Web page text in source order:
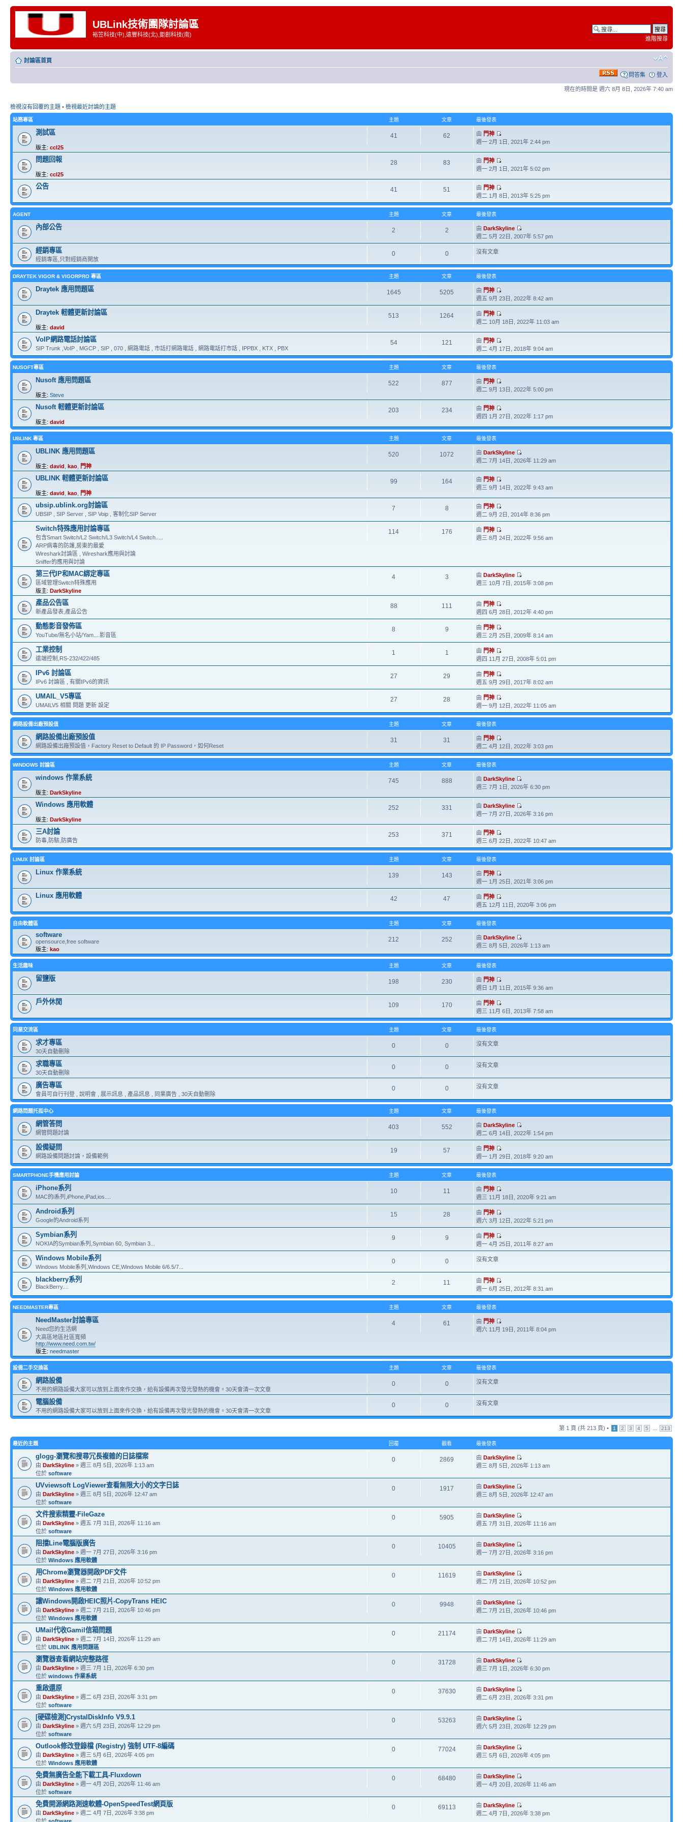
UBLink技術團隊討論區
裕笠科技(中),遠豐科技(北),鉅創科技(南)
進階搜尋
討論區首頁
問答集 登入
現在的時間是 週六 8月 8日, 2026年 7:40 am
檢視沒有回覆的主題 • 檢視最近討論的主題
站務專區 主題 文章 最後發表
測試區
版主: ccl25
41 62 由 門神
週一 2月 1日, 2021年 2:44 pm
問題回報
版主: ccl25
28 83 由 門神
週一 2月 1日, 2021年 5:02 pm
公告 41 51 由 門神
週二 1月 8日, 2013年 5:25 pm
AGENT 主題 文章 最後發表
內部公告 2 2 由DarkSkyline
週二 5月 22日, 2007年 5:57 pm
經銷專區
經銷專區,只對經銷商開放
0 0 沒有文章
DRAYTEK VIGOR & VIGORPRO 專區 主題 文章 最後發表
Draytek 應用問題區 1645 5205 由 門神
週五 9月 23日, 2022年 8:42 am
Draytek 軔體更新討論區
版主: david
513 1264 由 門神
週二 10月 18日, 2022年 11:03 am
VoIP網路電話討論區
SIP Trunk ,VoIP , MGCP , SIP , 070 , 網路電話 , 市話打網路電話 , 網路電話打市話 , IPPBX , KTX , PBX
54 121 由 門神
週二 4月 17日, 2018年 9:04 am
NUSOFT專區 主題 文章 最後發表
Nusoft 應用問題區
版主: Steve
522 877 由 門神
週二 9月 13日, 2022年 5:00 pm
Nusoft 軔體更新討論區
版主: david
203 234 由 門神
週四 1月 27日, 2022年 1:17 pm
UBLINK 專區 主題 文章 最後發表
UBLINK 應用問題區
版主: david kao 門神
520 1072 由DarkSkyline
週二 7月 14日, 2026年 11:29 am
UBLINK 軔體更新討論區
版主: david kao 門神
99 164 由 門神
週三 9月 14日, 2022年 9:43 am
ubsip.ublink.org討論區
UBSIP , SIP Server , SIP Voip , 客制化SIP Server
7 8 由 門神
週二 9月 2日, 2014年 8:36 pm
Switch特殊應用討論專區
包含Smart Switch/L2 Switch/L3 Switch/L4 Switch.....
ARP病毒的防護,房東的最愛
Wireshark討論區 , Wireshark應用與討論
Sniffer的應用與討論
114 176 由 門神
週三 8月 24日, 2022年 9:56 am
第三代IP和MAC綁定專區
區域管理Switch特殊應用
版主: DarkSkyline
4 3 由DarkSkyline
週三 10月 7日, 2015年 3:08 pm
產品公告區
新產品發表,產品公告
88 111 由 門神
週四 6月 28日, 2012年 4:40 pm
動態影音發佈區
YouTube/無名小站/Yam....影音區
8 9 由 門神
週三 2月 25日, 2009年 8:14 am
工業控制
遠端控制,RS-232/422/485
1 1 由 門神
週四 11月 27日, 2008年 5:01 pm
IPv6 討論區
IPv6 討論區 , 有關IPv6的資訊
27 29 由 門神
週五 9月 29日, 2017年 8:02 am
UMAIL_V5專區
UMAILV5 相關 問題 更新 設定
27 28 由 門神
週一 9月 12日, 2022年 11:05 am
網路設備出廠預設值 主題 文章 最後發表
網路設備出廠預設值
網路設備出廠預設值，Factory Reset to Default 的 IP Password，如何Reset
31 31 由 門神
週二 4月 12日, 2022年 3:03 pm
WINDOWS 討論區 主題 文章 最後發表
windows 作業系統
版主: DarkSkyline
745 888 由DarkSkyline
週三 7月 1日, 2026年 6:30 pm
Windows 應用軟體
版主: DarkSkyline
252 331 由DarkSkyline
週一 7月 27日, 2026年 3:16 pm
三A討論
防毒,防駭,防廣告
253 371 由 門神
週三 6月 22日, 2022年 10:47 am
LINUX 討論區 主題 文章 最後發表
Linux 作業系統 139 143 由 門神
週一 1月 25日, 2021年 3:06 pm
Linux 應用軟體 42 47 由 門神
週五 12月 11日, 2020年 3:06 pm
自由軟體區 主題 文章 最後發表
software
opensource,free software
版主: kao
212 252 由DarkSkyline
週三 8月 5日, 2026年 1:13 am
生活趣味 主題 文章 最後發表
留鹽版 198 230 由 門神
週日 1月 11日, 2015年 9:36 am
戶外休閒 109 170 由 門神
週三 11月 6日, 2013年 7:58 am
同業交流區 主題 文章 最後發表
求才專區
30天自動刪除
0 0 沒有文章
求職專區
30天自動刪除
0 0 沒有文章
廣告專區
會員可自行刊登 , 說明會 , 展示訊息 , 產品訊息 , 同業廣告 , 30天自動刪除
0 0 沒有文章
網路問題托孤中心 主題 文章 最後發表
網管答問
網管問題討論
403 552 由DarkSkyline
週二 6月 14日, 2022年 1:54 pm
設備疑問
網路設備問題討論，設備範例
19 57 由 門神
週一 1月 29日, 2018年 9:20 am
SMARTPHONE手機應用討論 主題 文章 最後發表
iPhone系列
MAC的i系列,iPhone,iPad,ios....
10 11 由 門神
週三 11月 18日, 2020年 9:21 am
Android系列
Google的Android系列
15 28 由 門神
週六 3月 12日, 2022年 5:21 pm
Symbian系列
NOKIA的Symbian系列,Symbian 60, Symbian 3...
9 9 由 門神
週一 4月 25日, 2011年 8:27 am
Windows Mobile系列
Windows Mobile系列,Windows CE,Windows Mobile 6/6.5/7...
0 0 沒有文章
blackberry系列
BlackBerry....
2 11 由 門神
週一 6月 25日, 2012年 8:31 am
NEEDMASTER專區 主題 文章 最後發表
NeedMaster討論專區
Need您的生活網
大高區地區社區寬頻
http://www.need.com.tw/
版主: needmaster
4 61 由 門神
週六 11月 19日, 2011年 8:04 pm
設備二手交換區 主題 文章 最後發表
網路設備
不用的網路設備大家可以放到上面來作交換，給有設備再次發光發熱的機會。30天會清一次文章
0 0 沒有文章
電腦設備
不用的網路設備大家可以放到上面來作交換，給有設備再次發光發熱的機會。30天會清一次文章
0 0 沒有文章
第 1 頁 (共 213 頁) • 1 2 3 4 5 213
最近的主題 回覆 觀看 最後發表
glogg-瀏覽和搜尋冗長複雜的日誌檔案
由 DarkSkyline » 週三 8月 5日, 2026年 1:13 am
位於 software
0 2869 由DarkSkyline
週三 8月 5日, 2026年 1:13 am
UVviewsoft LogViewer查看無限大小的文字日誌
由 DarkSkyline » 週三 8月 5日, 2026年 12:47 am
位於 software
0 1917 由DarkSkyline
週三 8月 5日, 2026年 12:47 am
文件搜索精靈-FileGaze
由 DarkSkyline » 週五 7月 31日, 2026年 11:16 am
位於 software
0 5905 由DarkSkyline
週五 7月 31日, 2026年 11:16 am
阻擋Line電腦版廣告
由 DarkSkyline » 週一 7月 27日, 2026年 3:16 pm
位於 Windows 應用軟體
0 10405 由DarkSkyline
週一 7月 27日, 2026年 3:16 pm
用Chrome瀏覽器開啟PDF文件
由 DarkSkyline » 週二 7月 21日, 2026年 10:52 pm
位於 Windows 應用軟體
0 11619 由DarkSkyline
週二 7月 21日, 2026年 10:52 pm
讓Windows開啟HEIC照片-CopyTrans HEIC
由 DarkSkyline » 週二 7月 21日, 2026年 10:46 pm
位於 Windows 應用軟體
0 9948 由DarkSkyline
週二 7月 21日, 2026年 10:46 pm
UMail代收Gamil信箱問題
由 DarkSkyline » 週二 7月 14日, 2026年 11:29 am
位於 UBLINK 應用問題區
0 21174 由DarkSkyline
週二 7月 14日, 2026年 11:29 am
瀏覽器查看網站完整路徑
由 DarkSkyline » 週三 7月 1日, 2026年 6:30 pm
位於 windows 作業系統
0 31728 由DarkSkyline
週三 7月 1日, 2026年 6:30 pm
重啟還原
由 DarkSkyline » 週二 6月 23日, 2026年 3:31 pm
位於 software
0 37630 由DarkSkyline
週二 6月 23日, 2026年 3:31 pm
[硬碟檢測]CrystalDiskInfo V9.9.1
由 DarkSkyline » 週六 5月 23日, 2026年 12:29 pm
位於 software
0 53263 由DarkSkyline
週六 5月 23日, 2026年 12:29 pm
Outlook修改登錄檔 (Registry) 強制 UTF-8編碼
由 DarkSkyline » 週三 5月 6日, 2026年 4:05 pm
位於 Windows 應用軟體
0 77024 由DarkSkyline
週三 5月 6日, 2026年 4:05 pm
免費無廣告全能下載工具-Fluxdown
由 DarkSkyline » 週一 4月 20日, 2026年 11:46 am
位於 software
0 68480 由DarkSkyline
週一 4月 20日, 2026年 11:46 am
免費開源網路測速軟體-OpenSpeedTest網頁版
由 DarkSkyline » 週二 4月 7日, 2026年 3:38 pm
0 69113 由DarkSkyline
週二 4月 7日, 2026年 3:38 pm